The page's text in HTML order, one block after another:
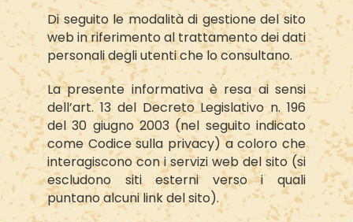
Di seguito le modalità di gestione del sito
web in riferimento al trattamento dei dati
personali degli utenti che lo consultano.
La presente informativa è resa ai sensi
dell’art. 13 del Decreto Legislativo n. 196
del 30 giugno 2003 (nel seguito indicato
come Codice sulla privacy) a coloro che
interagiscono con i servizi web del sito (si
escludono siti esterni verso i quali
puntano alcuni link del sito).